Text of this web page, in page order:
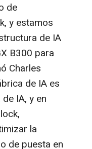
de
y estamos
de IA
B300 para
Charles
de IA es
IA, y en
la
de puesta en